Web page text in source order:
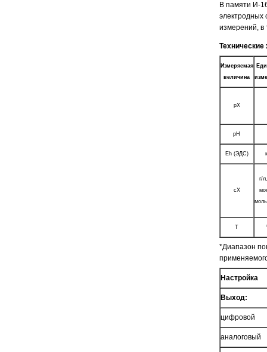
В памяти И-
электродных
измерений, в
Технические
Измеряемая
величина
pX
pH
Eh (ЭДС)
cX
г/
T
*Диапазон
Настройка
Выход:
цифровой
аналоговый